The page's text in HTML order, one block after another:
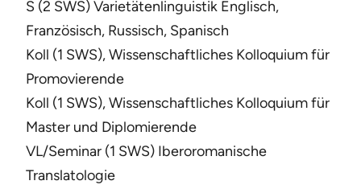
S (2 SWS) Varietätenlinguistik Englisch,
Französisch, Russisch, Spanisch
Koll (1 SWS), Wissenschaftliches Kolloquium für
Promovierende
Koll (1 SWS), Wissenschaftliches Kolloquium für
Master und Diplomierende
VL/Seminar (1 SWS) Iberoromanische
Translatologie